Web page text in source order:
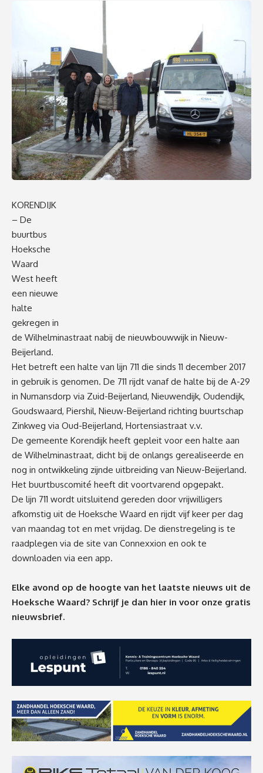
KORENDIJK
– De
buurtbus
Hoeksche
Waard
West heeft
een nieuwe
halte
gekregen in
de Wilhelminastraat nabij de nieuwbouwwijk in Nieuw-
Beijerland.
Het betreft een halte van lijn 711 die sinds 11 december 2017
in gebruik is genomen. De 711 rijdt vanaf de halte bij de A-29
in Numansdorp via Zuid-Beijerland, Nieuwendijk, Oudendijk,
Goudswaard, Piershil, Nieuw-Beijerland richting buurtschap
Zinkweg via Oud-Beijerland, Hortensiastraat v.v.
De gemeente Korendijk heeft gepleit voor een halte aan
de Wilhelminastraat, dicht bij de onlangs gerealiseerde en
nog in ontwikkeling zijnde uitbreiding van Nieuw-Beijerland.
Het buurtbuscomité heeft dit voortvarend opgepakt.
De lijn 711 wordt uitsluitend gereden door vrijwilligers
afkomstig uit de Hoeksche Waard en rijdt vijf keer per dag
van maandag tot en met vrijdag. De dienstregeling is te
raadplegen via de site van Connexxion en ook te
downloaden via een app.
Elke avond op de hoogte van het laatste nieuws uit de
Hoeksche Waard? Schrijf je dan hier in voor onze gratis
nieuwsbrief.